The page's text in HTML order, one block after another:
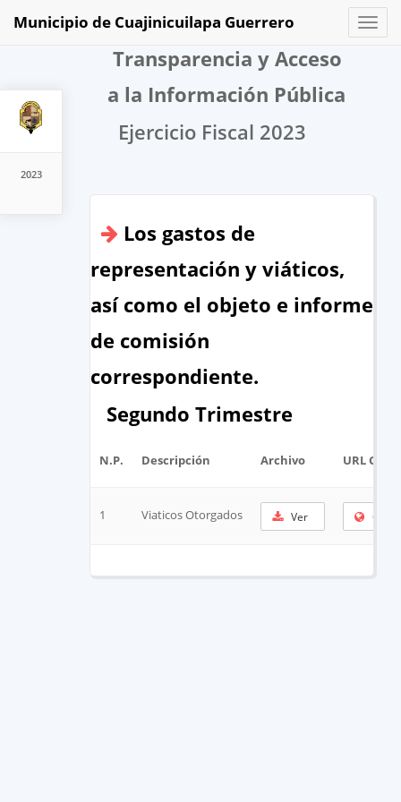
2023
Toggle
Municipio de Cuajinicuilapa Guerrero
Transparencia y Acceso
a la Información Pública
Ejercicio Fiscal 2023
Los gastos de
representación y viáticos,
así como el objeto e informe
de comisión
correspondiente.
Segundo Trimestre
N.P. Descripción Archivo URL Corta
1 Viaticos Otorgados Ver